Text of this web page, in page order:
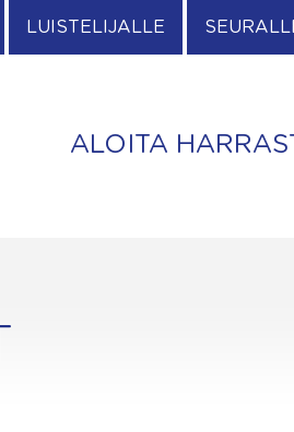
LUISTELIJALLE
ALOITA